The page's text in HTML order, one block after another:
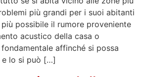
più grandi per i suoi abitanti
possibile il rumore proveniente
acustico della casa o
affinché si possa
e lo si può […]